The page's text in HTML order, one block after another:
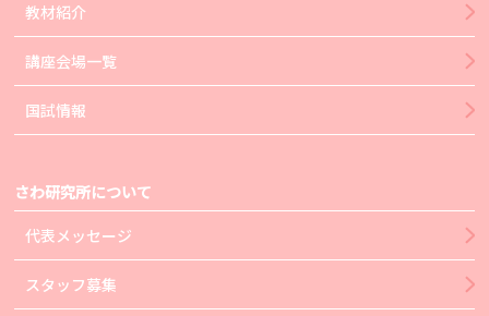
教材紹介
講座会場一覧
国試情報
さわ研究所について
代表メッセージ
スタッフ募集